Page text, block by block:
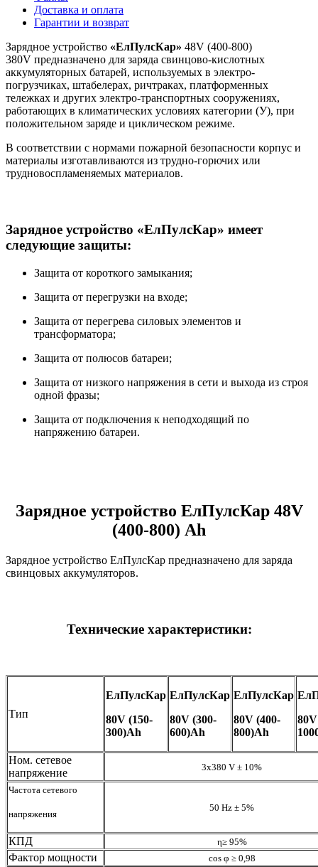
Доставка и оплата
Гарантии и возврат
Зарядное устройство «ЕлПулсКар» 48V (400-800)
380V предназначено для заряда свинцово-кислотных
аккумуляторных батарей, используемых в электро-
погрузчиках, штабелерах, ричтраках, платформенных
тележках и других электро-транспортных сооружениях,
работающих в климатических условиях категории (У), при
положительном заряде и циклическом режиме.
В соответствии с нормами пожарной безопасности корпус и
материалы изготавливаются из трудно-горючих или
трудновоспламеняемых материалов.
Зарядное устройство «ЕлПулсКар» имеет
следующие защиты:
Защита от короткого замыкания;
Защита от перегрузки на входе;
Защита от перегрева силовых элементов и
трансформатора;
Защита от полюсов батареи;
Защита от низкого напряжения в сети и выхода из строя
одной фразы;
Защита от подключения к неподходящий по
напряжению батареи.
Зарядное устройство ЕлПулсКар 48V
(400-800) Ah
Зарядное устройство ЕлПулсКар предназначено для заряда
свинцовых аккумуляторов.
Технические характеристики:
Тип
ЕлПулсКар
80V (150-
300)Аh
ЕлПулсКар
80V (300-
600)Аh
ЕлПулсКар
80V (400-
800)Аh
Ном. сетевое
напряжение
3х380 V ± 10%
Частота сетевого
напряжения
50 Hz ± 5%
КПД η≥ 95%
Фактор мощности cos φ ≥ 0,98